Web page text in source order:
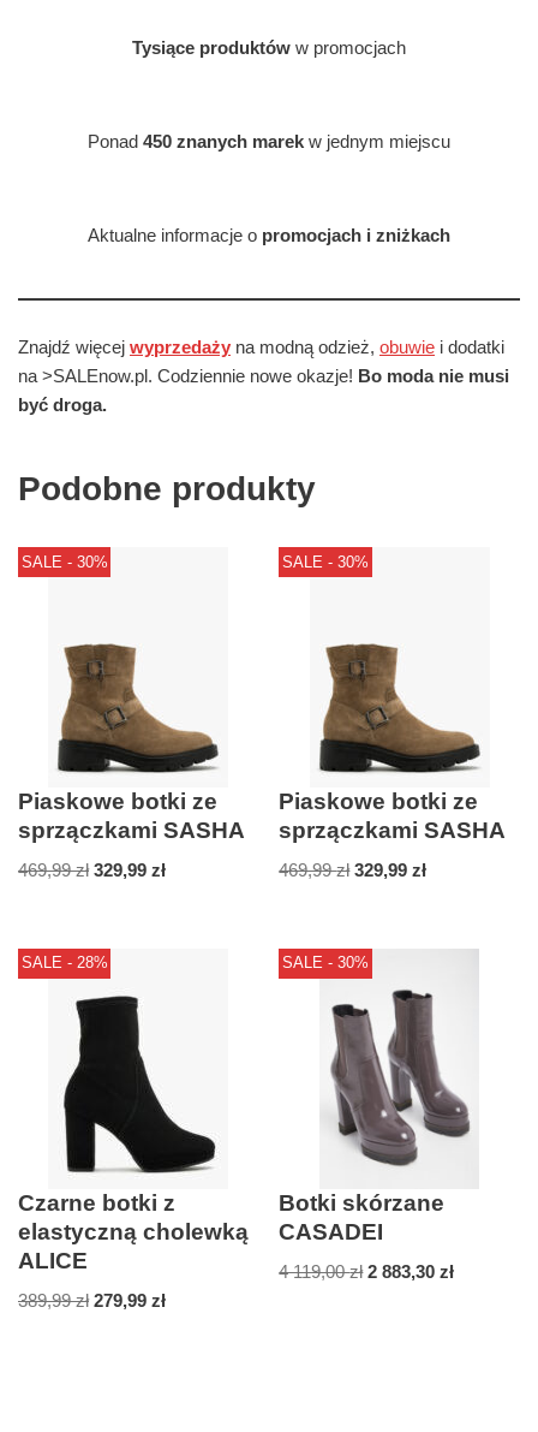
Tysiące produktów w promocjach
Ponad 450 znanych marek w jednym miejscu
Aktualne informacje o promocjach i zniżkach
Znajdź więcej wyprzedaży na modną odzież, obuwie i dodatki
na >SALEnow.pl. Codziennie nowe okazje! Bo moda nie musi
być droga.
Podobne produkty
SALE - 30%
Piaskowe botki ze
sprzączkami SASHA
469,99zł 329,99 zł
SALE - 30%
Piaskowe botki ze
sprzączkami SASHA
469,99zł 329,99zł
SALE - 28%
Czarne botki z
elastyczną cholewką
ALICE
389,99zł 279,99 zł
SALE - 30%
Botki skórzane
CASADEI
4 119,00zł 2 883,30zł